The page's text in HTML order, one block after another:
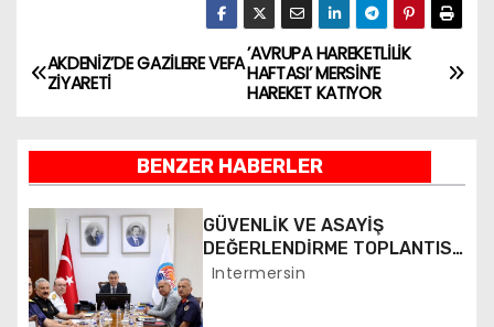
Y
z
ı
g
e
’AVRUPA HAREKETLİLİK
HAFTASI’ MERSİN’E
HAREKET KATIYOR
AKDENİZ’DE GAZİLERE VEFA
ZİYARETİ
BENZER HABERLER
GÜVENLİK VE ASAYİŞ
DEĞERLENDİRME TOPLANTISI
YAPILDI
Intermersin